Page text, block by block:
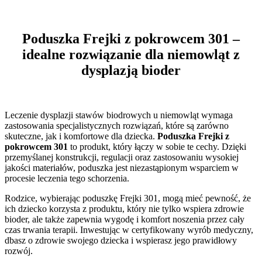
Poduszka Frejki z pokrowcem 301 –
idealne rozwiązanie dla niemowląt z
dysplazją bioder
Leczenie dysplazji stawów biodrowych u niemowląt wymaga
zastosowania specjalistycznych rozwiązań, które są zarówno
skuteczne, jak i komfortowe dla dziecka. Poduszka Frejki z
pokrowcem 301 to produkt, który łączy w sobie te cechy. Dzięki
przemyślanej konstrukcji, regulacji oraz zastosowaniu wysokiej
jakości materiałów, poduszka jest niezastąpionym wsparciem w
procesie leczenia tego schorzenia.
Rodzice, wybierając poduszkę Frejki 301, mogą mieć pewność, że
ich dziecko korzysta z produktu, który nie tylko wspiera zdrowie
bioder, ale także zapewnia wygodę i komfort noszenia przez cały
czas trwania terapii. Inwestując w certyfikowany wyrób medyczny,
dbasz o zdrowie swojego dziecka i wspierasz jego prawidłowy
rozwój.